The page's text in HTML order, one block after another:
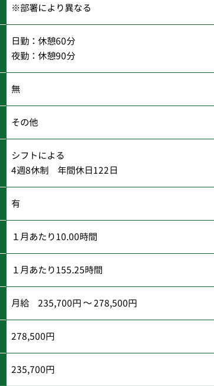
※部署により異なる
日勤：休憩60分
夜勤：休憩90分
無
その他
シフトによる
4週8休制 年間休日122日
有
１月あたり10.00時間
１月あたり155.25時間
月給 235,700円 ～ 278,500円
278,500円
235,700円